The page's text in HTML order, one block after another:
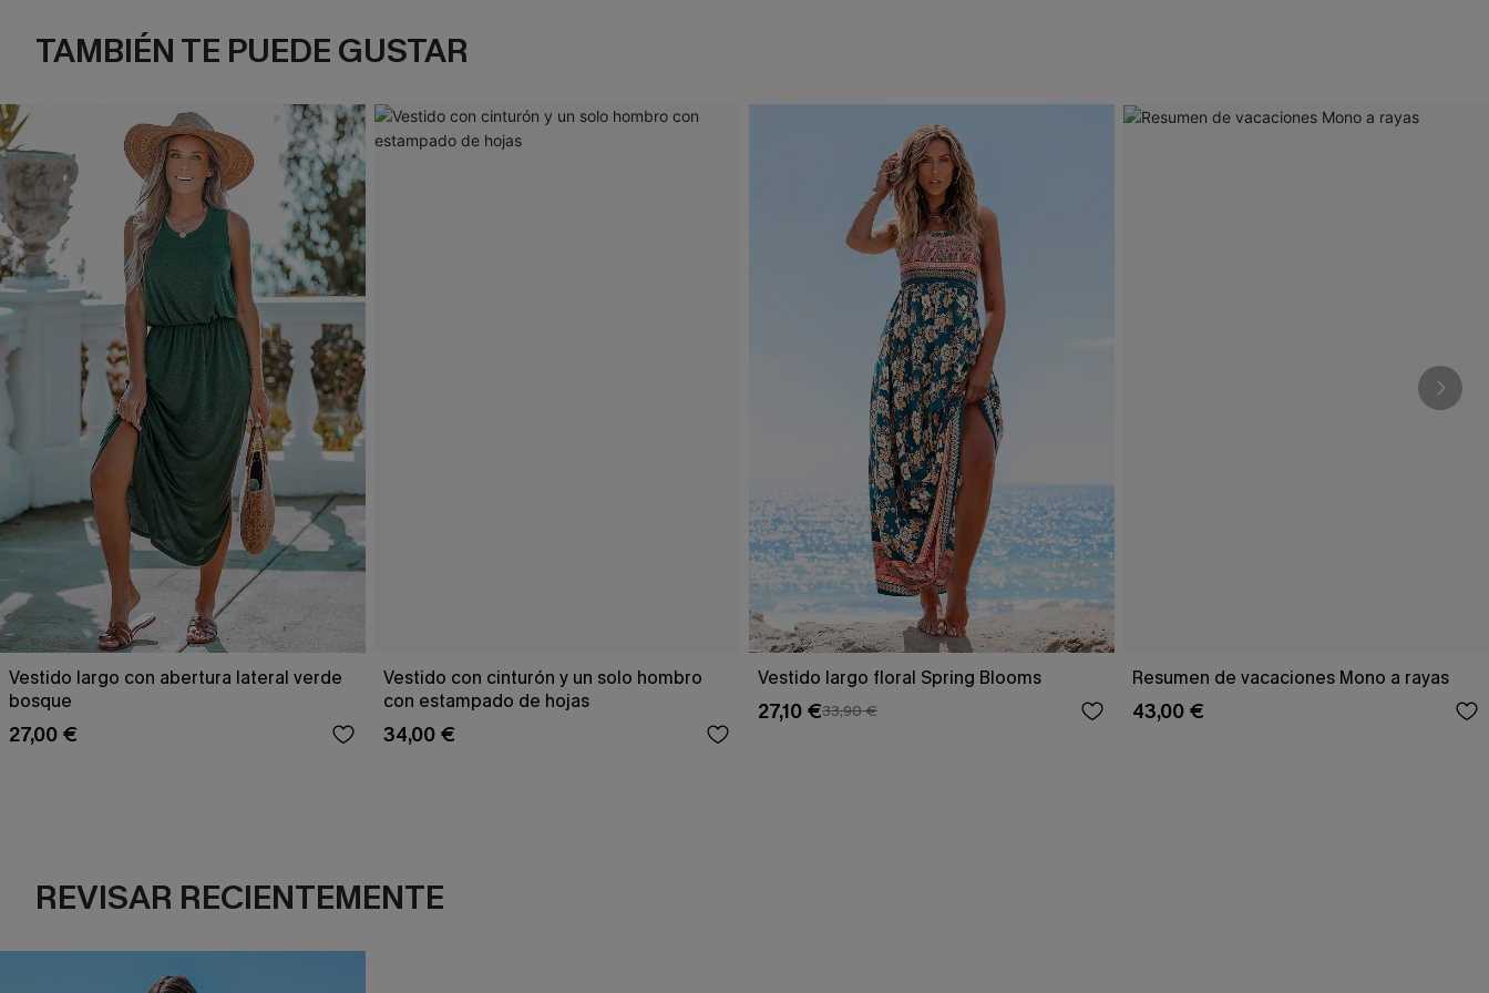
TAMBIÉN TE PUEDE GUSTAR
Vestido largo con abertura lateral verde
bosque
27,00 €
Vestido con cinturón y un solo hombro
con estampado de hojas
34,00 €
Vestido largo floral Spring Blooms
27,10 €33,90 €
Resumen de vacaciones Mono a rayas
43,00 €
REVISAR RECIENTEMENTE